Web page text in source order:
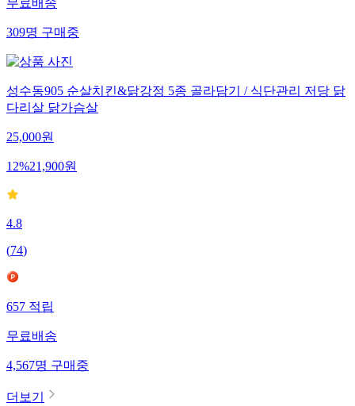
무료배송
309명구매중
성수동905 순살치킨&닭강정 5종 골라담기 / 식단관리 저당 닭
다리살 닭가슴살
25,000원
12%21,900원
4.8
(74)
657적립
무료배송
4,567명구매중
더보기